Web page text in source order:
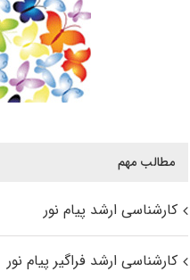
مطالب مهم
کارشناسی ارشد پیام نور
کارشناسی ارشد فراگیر پیام نور